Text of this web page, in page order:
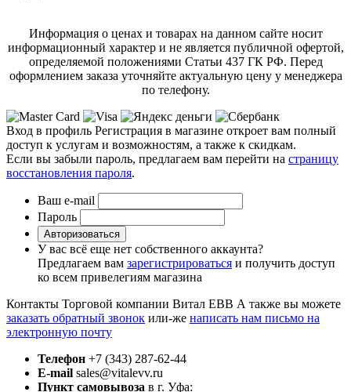
Информация о ценах и товарах на данном сайте носит
информационный характер и не является публичной офертой,
определяемой положениями Статьи 437 ГК РФ. Перед
оформлением заказа уточняйте актуальную цену у менеджера
по телефону.
Вход в профиль Регистрация в магазине откроет вам полный
доступ к услугам и возможностям, а также к скидкам.
Если вы забыли пароль, предлагаем вам перейти на страницу
восстановления пароля.
Ваш e-mail
Пароль
Авторизоваться
У вас всё еще нет собственного аккаунта?
Предлагаем вам зарегистрироваться и получить доступ
ко всем привелегиям магазина
Контакты Торговой компании Витал ЕВВ А также вы можете
заказать обратный звонок или-же написать нам письмо на
электронную почту
Телефон +7 (343) 287-62-44
E-mail sales@vitalevv.ru
Пункт самовывоза в г. Уфа: